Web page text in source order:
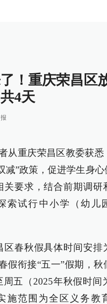
！重庆荣昌区
4天
从重庆荣昌区教委获悉
减”政策，促进学生身
关要求，结合前期调研
索试行中小学（幼儿
区春秋假具体时间安排
假衔接“五一”假期，秋
五（2025年秋假时间
施范围为全区义务教